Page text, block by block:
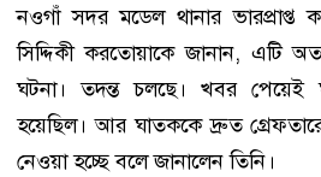
নওগাঁ সদর মডেল থানার ভারপ্রাপ্ত
সিদ্দিকী করতোয়াকে জানান, এটি
ঘটনা। তদন্ত চলছে। খবর পেয়েই
হয়েছিল। আর ঘাতককে দ্রুত
নেওয়া হচ্ছে বলে জানালেন তিনি।